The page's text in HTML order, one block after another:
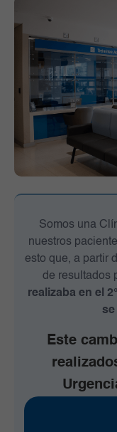
Somos una
nuestros
esto que, a partir
de resultados
realizaba en el
se
Este